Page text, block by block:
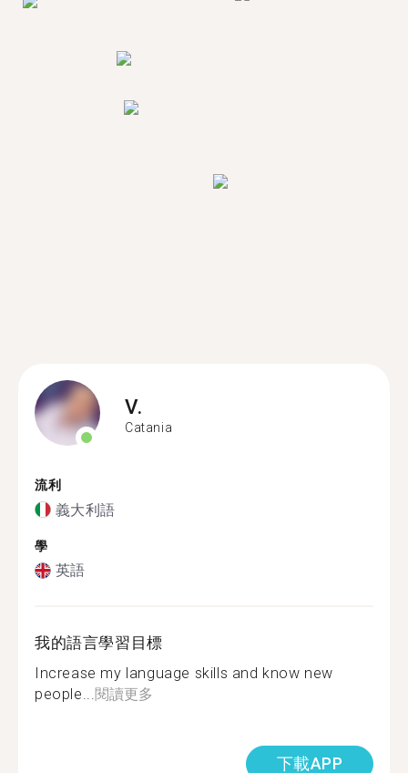
V.
Catania
流利
義大利語
學
英語
我的語言學習目標
Increase my language skills and know new
people...閱讀更多
下載APP